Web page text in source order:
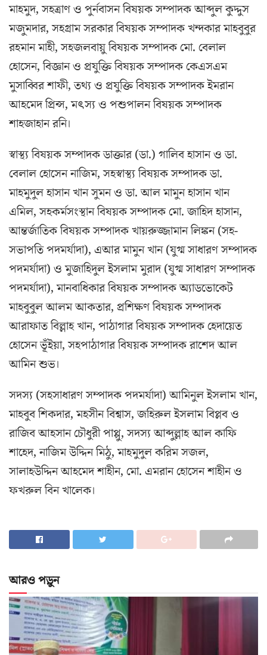
মাহমুদ, সহত্রাণ ও পুর্নবাসন বিষয়ক সম্পাদক আব্দুল কুদ্দুস
মজুমদার, সহগ্রাম সরকার বিষয়ক সম্পাদক খন্দকার মাহবুবুর
রহমান মাহী, সহজলবায়ু বিষয়ক সম্পাদক মো. বেলাল
হোসেন, বিজ্ঞান ও প্রযুক্তি বিষয়ক সম্পাদক কেএসএম
মুসাব্বির শাফী, তথ্য ও প্রযুক্তি বিষয়ক সম্পাদক ইমরান
আহমেদ প্রিন্স, মৎস্য ও পশুপালন বিষয়ক সম্পাদক
শাহজাহান রনি।
স্বাস্থ্য বিষয়ক সম্পাদক ডাক্তার (ডা.) গালিব হাসান ও ডা.
বেলাল হোসেন নাজিম, সহস্বাস্থ্য বিষয়ক সম্পাদক ডা.
মাহমুদুল হাসান খান সুমন ও ডা. আল মামুন হাসান খান
এমিল, সহকর্মসংস্থান বিষয়ক সম্পাদক মো. জাহিদ হাসান,
আন্তর্জাতিক বিষয়ক সম্পাদক খায়রুজ্জামান লিঙ্কন (সহ-
সভাপতি পদমর্যাদা), এআর মামুন খান (যুগ্ম সাধারণ সম্পাদক
পদমর্যাদা) ও মুজাহিদুল ইসলাম মুরাদ (যুগ্ম সাধারণ সম্পাদক
পদমর্যাদা), মানবাধিকার বিষয়ক সম্পাদক অ্যাডভোকেট
মাহবুবুল আলম আকতার, প্রশিক্ষণ বিষয়ক সম্পাদক
আরাফাত বিল্লাহ খান, পাঠাগার বিষয়ক সম্পাদক হেদায়েত
হোসেন ভূঁইয়া, সহপাঠাগার বিষয়ক সম্পাদক রাশেদ আল
আমিন শুভ।
সদস্য (সহসাধারণ সম্পাদক পদমর্যাদা) আমিনুল ইসলাম খান,
মাহবুব শিকদার, মহসীন বিশ্বাস, জহিরুল ইসলাম বিপ্লব ও
রাজিব আহসান চৌধুরী পাপ্পু, সদস্য আব্দুল্লাহ আল কাফি
শাহেদ, নাজিম উদ্দিন মিঠু, মাহমুদুল করিম সজল,
সালাহউদ্দিন আহমেদ শাহীন, মো. এমরান হোসেন শাহীন ও
ফখরুল বিন খালেক।
আরও পড়ুন